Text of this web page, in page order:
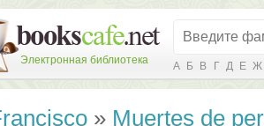
Электронная библиотека А Б В Г Д Е Ж
» Muertes de